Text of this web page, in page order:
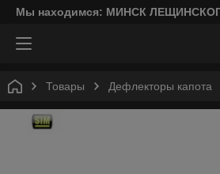
Мы находимся: МИНСК
Товары Дефлекторы капота